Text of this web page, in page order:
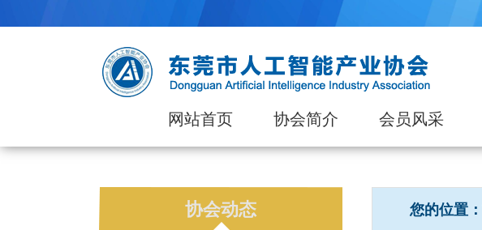
网站首页 协会简介 会员风采
协会动态 您的位置：